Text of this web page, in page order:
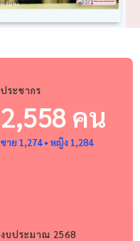
ประชากร
2,558 คน
ชาย 1,274 • หญิง 1,284
งบประมาณ 2568